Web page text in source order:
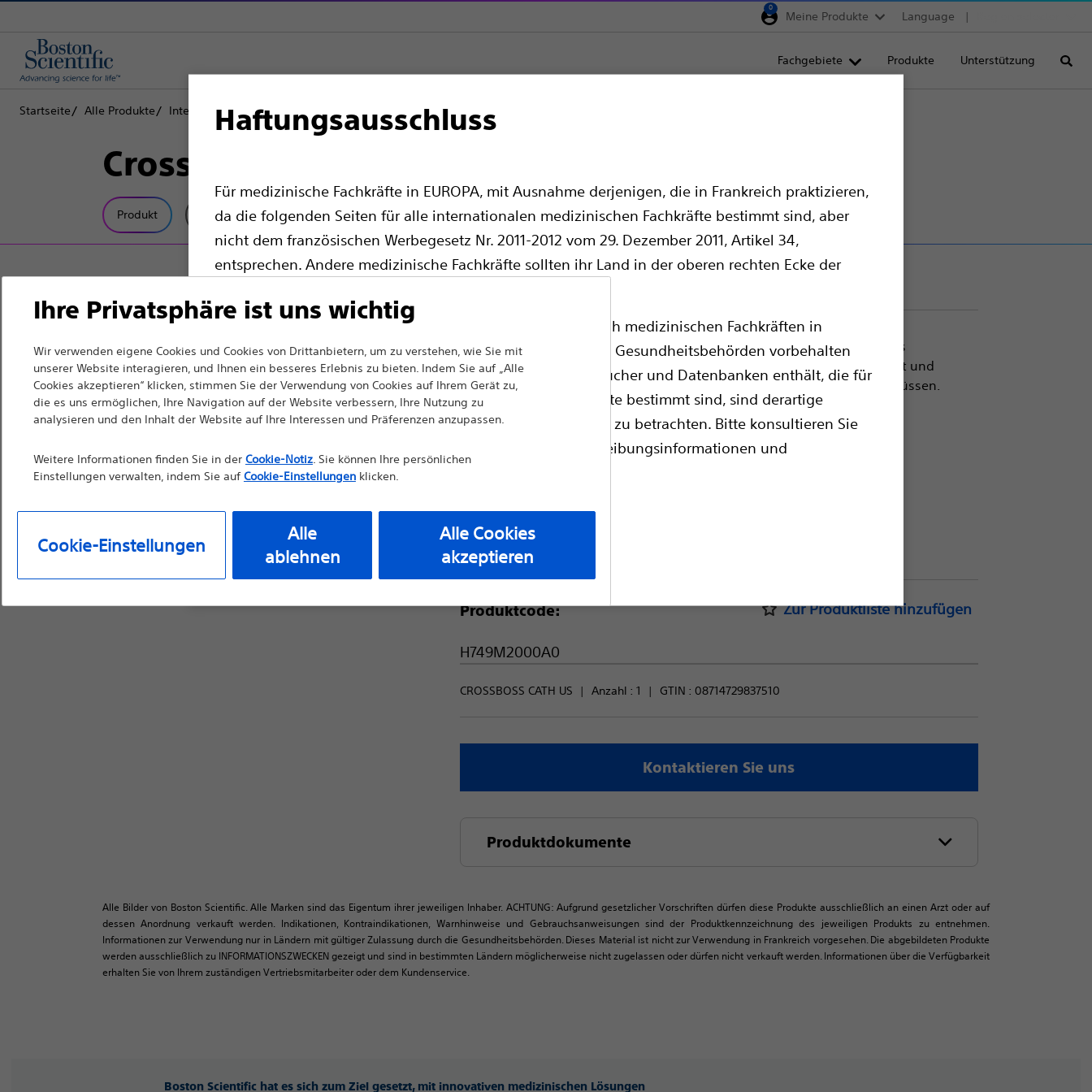
Haftungsausschluss
Für medizinische Fachkräfte in EUROPA, mit Ausnahme derjenigen, die in Frankreich praktizieren,
da die folgenden Seiten für alle internationalen medizinischen Fachkräfte bestimmt sind, aber
nicht dem französischen Werbegesetz Nr. 2011-2012 vom 29. Dezember 2011, Artikel 34,
entsprechen. Andere medizinische Fachkräfte sollten ihr Land in der oberen rechten Ecke der
Bitte beachten Sie, dass die folgenden Seiten ausschließlich medizinischen Fachkräften in
Ländern mit entsprechenden Produktzulassungen von den Gesundheitsbehörden vorbehalten
sind. Soweit diese Website Informationen, Referenzhandbücher und Datenbanken enthält, die für
die Verwendung durch zugelassene medizinische Fachkräfte bestimmt sind, sind derartige
Materialien nicht als professionelle medizinische Beratung zu betrachten. Bitte konsultieren Sie
vor der Verwendung die Gerätekennzeichnung für Verschreibungsinformationen und
Bedienungsanleitungen.
Weiter Ausgangsseite
0
Meine Produkte Language
Fachgebiete Produkte Unterstützung
Startseite Alle Produkte Interventionelle Kardiologie Chronische totale Okklusionen
CrossBoss™ Koronarkatheter
Produkt Technische Daten
Der CrossBoss Katheter ist für die schnelle und sichere Einbringung eines
Führungsdrahts über das echte Lumen oder subintimale Wege konzipiert und
verschafft vollständigen Zugang bei koronaren chronischen Totalverschlüssen.
Vergleich Chronische totale Okklusionen
1
Produktcode:
H749M2000A0
Zur Produktliste hinzufügen
CROSSBOSS CATH US Anzahl : 1 GTIN : 08714729837510
Kontaktieren Sie uns
Produktdokumente
Alle Bilder von Boston Scientific. Alle Marken sind das Eigentum ihrer jeweiligen Inhaber. ACHTUNG: Aufgrund gesetzlicher Vorschriften dürfen diese Produkte ausschließlich an einen Arzt oder auf
dessen Anordnung verkauft werden. Indikationen, Kontraindikationen, Warnhinweise und Gebrauchsanweisungen sind der Produktkennzeichnung des jeweiligen Produkts zu entnehmen.
Informationen zur Verwendung nur in Ländern mit gültiger Zulassung durch die Gesundheitsbehörden. Dieses Material ist nicht zur Verwendung in Frankreich vorgesehen. Die abgebildeten Produkte
werden ausschließlich zu INFORMATIONSZWECKEN gezeigt und sind in bestimmten Ländern möglicherweise nicht zugelassen oder dürfen nicht verkauft werden. Informationen über die Verfügbarkeit
erhalten Sie von Ihrem zuständigen Vertriebsmitarbeiter oder dem Kundenservice.
Boston Scientific hat es sich zum Ziel gesetzt, mit innovativen medizinischen Lösungen
Ihre Privatsphäre ist uns wichtig
Wir verwenden eigene Cookies und Cookies von Drittanbietern, um zu verstehen, wie Sie mit
unserer Website interagieren, und Ihnen ein besseres Erlebnis zu bieten. Indem Sie auf „Alle
Cookies akzeptieren“ klicken, stimmen Sie der Verwendung von Cookies auf Ihrem Gerät zu,
die es uns ermöglichen, Ihre Navigation auf der Website verbessern, Ihre Nutzung zu
analysieren und den Inhalt der Website auf Ihre Interessen und Präferenzen anzupassen.
Weitere Informationen finden Sie in der Cookie-Notiz. Sie können Ihre persönlichen
Einstellungen verwalten, indem Sie aufCookie-Einstellungenklicken.
Cookie-Einstellungen
Alle
ablehnen
Alle Cookies
akzeptieren